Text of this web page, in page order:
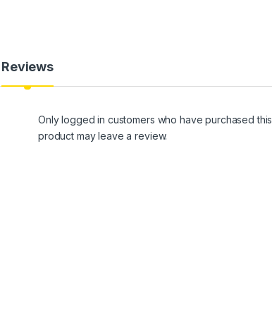
Reviews
Only logged in customers who have purchased this
product may leave a review.